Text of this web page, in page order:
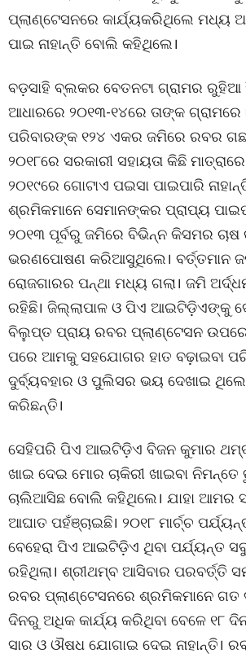
ପ୍ଲାଣ୍ଟେସନରେ କାର୍ଯ୍ୟକରିଥିଲେ ମଧ୍ୟ
ପାଇ ନାହାନ୍ତି ବୋଲି କହିଥିଲେ।
ବଡ଼ସାହି ବ୍ଲକର ବେତନଟା ଗ୍ରାମର
ଆଧାରରେ ୨୦୧୩-୧୪ରେ ତାଙ୍କ ଗ୍ରାମରେ
ପରିବାରଙ୍କ ୧୨୪ ଏକର ଜମିରେ ରବର ଗଛ
୨୦୧୮ରେ ସରକାରୀ ସହାୟତା କିଛି
୨୦୧୯ରେ ଗୋଟାଏ ପଇସା ପାଇପାରି
ଶ୍ରମିକମାନେ ସେମାନଙ୍କର ପ୍ରାପ୍ୟ
୨୦୧୩ ପୂର୍ବରୁ ଜମିରେ ବିଭିନ୍ନ କିସମର
ଭରଣପୋଷଣ କରିଆସୁଥିଲେ। ବର୍ତ୍ତମାନ
ରୋଜଗାରର ପନ୍ଥା ମଧ୍ୟ ଗଲା। ଜମି
ରହିଛି। ଜିଲ୍ଲାପାଳ ଓ ପିଏ ଆଇଟିଡ଼ିଏଙ୍କୁ
ବିଲୁପ୍ତ ପ୍ରାୟ ରବର ପ୍ଲାଣ୍ଟେସନ
ପରେ ଆମକୁ ସହଯୋଗର ହାତ ବଢ଼ାଇବା
ଦୁର୍ବ୍ୟବହାର ଓ ପୁଲିସର ଭୟ ଦେଖାଇ
କରିଛନ୍ତି।
ସେହିପରି ପିଏ ଆଇଟିଡ଼ିଏ ବିଜନ କୁମାର
ଖାଇ ଦେଇ ମୋର ଚାକିରୀ ଖାଇବା ନିମନ୍ତେ
ଚାଲିଆସିଛ ବୋଲି କହିଥିଲେ। ଯାହା ଆମର
ଆଘାତ ପହଁଞ୍ଚାଇଛି। ୨୦୧୮ ମାର୍ଚ୍ଚ
ବେହେରା ପିଏ ଆଇଟିଡ଼ିଏ ଥିବା ପର୍ଯ୍ୟନ୍ତ
ରହିଥିଲା। ଶ୍ରୀଥମ୍ବ ଆସିବାର ପରବର୍ତ୍ତି
ରବର ପ୍ଲାଣ୍ଟେସନରେ ଶ୍ରମିକମାନେ ଗତ
ଦିନରୁ ଅଧିକ କାର୍ଯ୍ୟ କରିଥିବା ବେଳେ ୧୮
ସାର ଓ ଔଷଧ ଯୋଗାଇ ଦେଇ ନାହାନ୍ତି।